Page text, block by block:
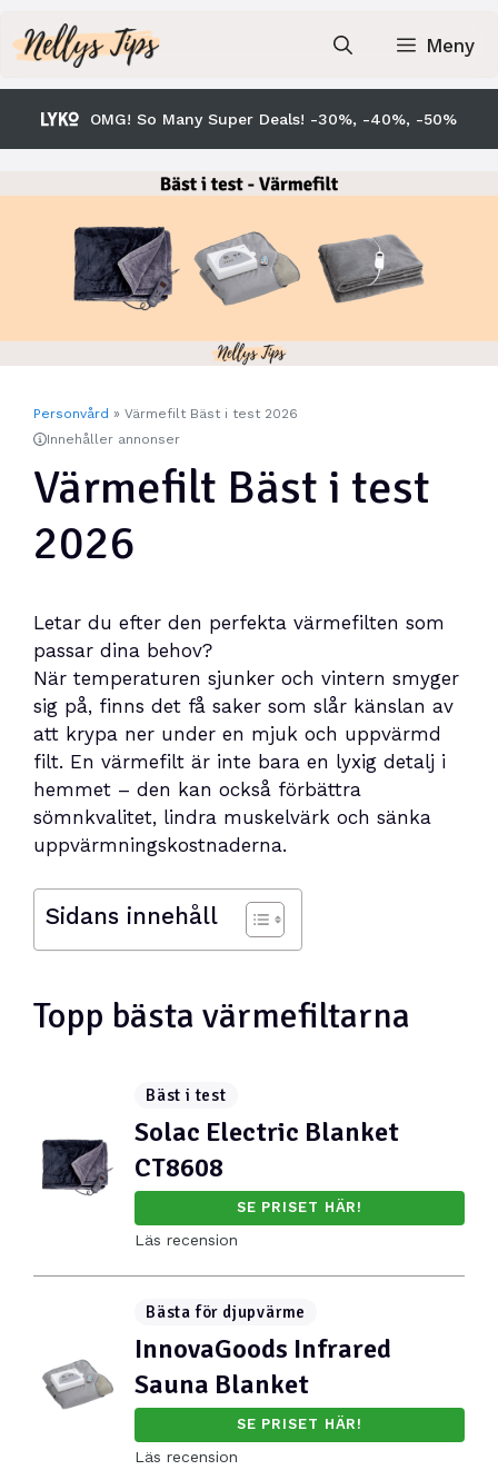
till
innehåll
Meny
OMG! So Many Super Deals! -30%, -40%, -50%
Personvård » Värmefilt Bäst i test 2026
Innehåller annonser
Värmefilt Bäst i test
2026
Letar du efter den perfekta värmefilten som
passar dina behov?
När temperaturen sjunker och vintern smyger
sig på, finns det få saker som slår känslan av
att krypa ner under en mjuk och uppvärmd
filt. En värmefilt är inte bara en lyxig detalj i
hemmet – den kan också förbättra
sömnkvalitet, lindra muskelvärk och sänka
uppvärmningskostnaderna.
Sidans innehåll
Topp bästa värmefiltarna
Bäst i test
Solac Electric Blanket
CT8608
SE PRISET HÄR!
Läs recension
Bästa för djupvärme
InnovaGoods Infrared
Sauna Blanket
SE PRISET HÄR!
Läs recension